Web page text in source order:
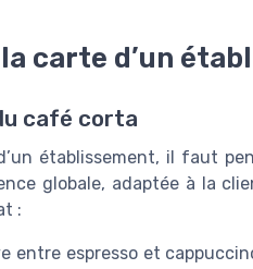
carte d’un
café corta
établissement, il faut
globale, adaptée à la
:
entre espresso et